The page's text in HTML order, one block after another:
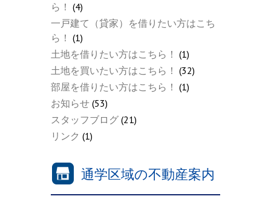
ら！ (4)
一戸建て（貸家）を借りたい方はこち
ら！ (1)
土地を借りたい方はこちら！ (1)
土地を買いたい方はこちら！ (32)
部屋を借りたい方はこちら！ (1)
お知らせ (53)
スタッフブログ (21)
リンク (1)
通学区域の不動産案内